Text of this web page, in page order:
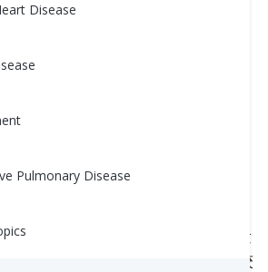
Disease
Pulmonary Disease
别让营养不良毁了你的
的能量补给很重要
仅是为了避免饥饿。正确的能量
活力、专注和力量——特别是在较